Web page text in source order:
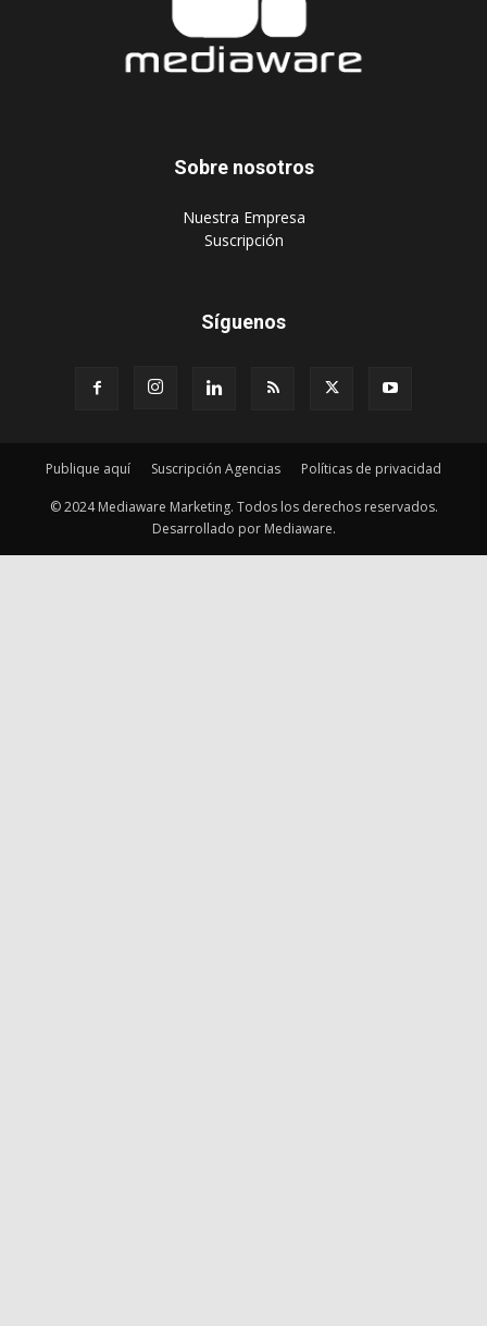
Sobre nosotros
‎Nuestra Empresa
‎Suscripción
Síguenos
Publique aquí Suscripción Agencias Políticas de privacidad
© 2024 Mediaware Marketing. Todos los derechos reservados.
Desarrollado por Mediaware.